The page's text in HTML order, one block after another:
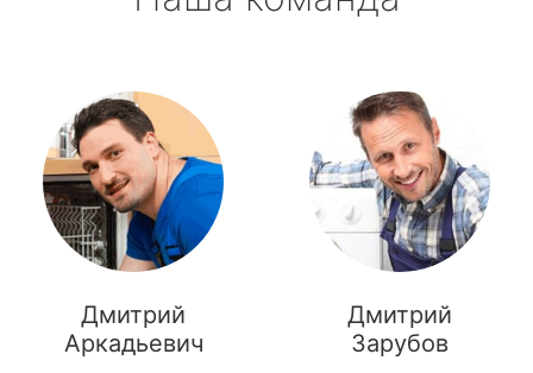
Дмитрий
Аркадьевич
Дмитрий
Зарубов